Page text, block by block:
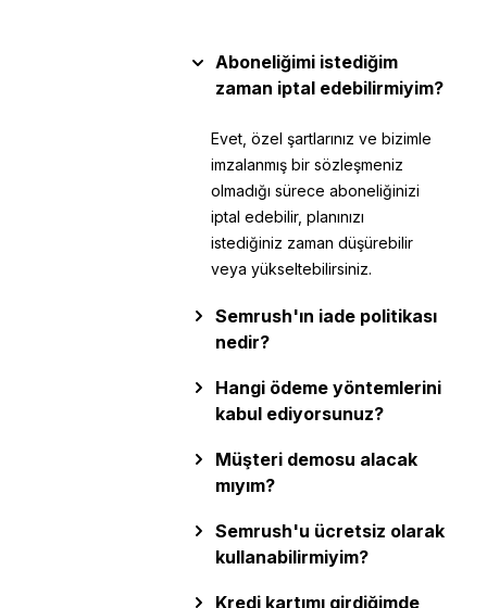
Aboneliğimi istediğim
zaman iptal edebilirmiyim?
Evet, özel şartlarınız ve bizimle
imzalanmış bir sözleşmeniz
olmadığı sürece aboneliğinizi
iptal edebilir, planınızı
istediğiniz zaman düşürebilir
veya yükseltebilirsiniz.
Semrush'ın iade politikası
nedir?
Hangi ödeme yöntemlerini
kabul ediyorsunuz?
Müşteri demosu alacak
mıyım?
Semrush'u ücretsiz olarak
kullanabilirmiyim?
Kredi kartımı girdiğimde